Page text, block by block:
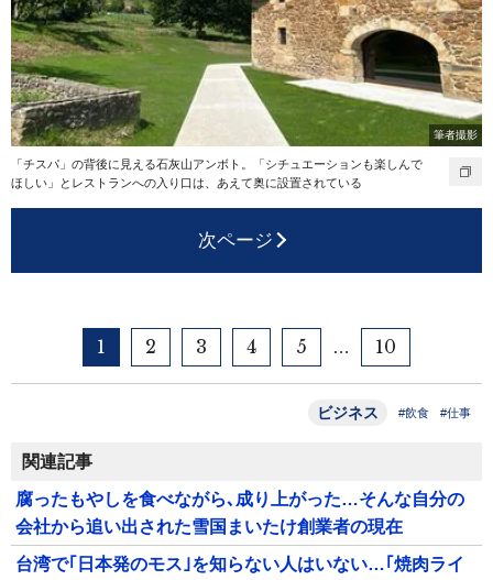
筆者撮影
「チスパ」の背後に見える石灰山アンボト。「シチュエーションも楽しんで
ほしい」とレストランへの入り口は、あえて奥に設置されている
次ページ
1 2 3 4 5 … 10
ビジネス #飲食 #仕事
関連記事
腐ったもやしを食べながら､成り上がった…そんな自分の
会社から追い出された雪国まいたけ創業者の現在
台湾で｢日本発のモス｣を知らない人はいない…｢焼肉ライ